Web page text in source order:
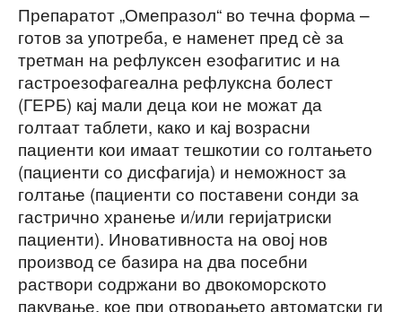
Препаратот „Омепразол“ во течна форма –
готов за употреба, е наменет пред сѐ за
третман на рефлуксен езофагитис и на
гастроезофагеална рефлуксна болест
(ГЕРБ) кај мали деца кои не можат да
голтаат таблети, како и кај возрасни
пациенти кои имаат тешкотии со голтањето
(пациенти со дисфагија) и неможност за
голтање (пациенти со поставени сонди за
гастрично хранење и/или геријатриски
пациенти). Иновативноста на овој нов
производ се базира на два посебни
раствори содржани во двокоморското
пакување, кое при отворањето автоматски ги